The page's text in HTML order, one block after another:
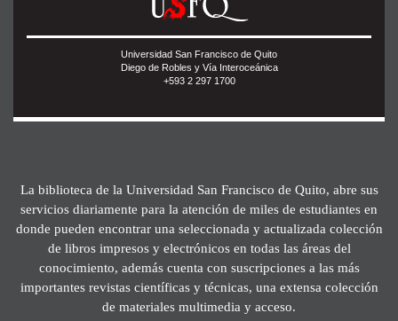
Universidad San Francisco de Quito
Diego de Robles y Vía Interoceánica
+593 2 297 1700
La biblioteca de la Universidad San Francisco de Quito, abre sus
servicios diariamente para la atención de miles de estudiantes en
donde pueden encontrar una seleccionada y actualizada colección
de libros impresos y electrónicos en todas las áreas del
conocimiento, además cuenta con suscripciones a las más
importantes revistas científicas y técnicas, una extensa colección
de materiales multimedia y acceso.